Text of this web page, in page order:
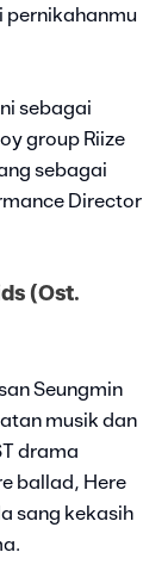
pernikahanmu
sebagai
group Riize
sebagai
Director
(Ost.
Seungmin
musik dan
drama
ballad, Here
sang kekasih